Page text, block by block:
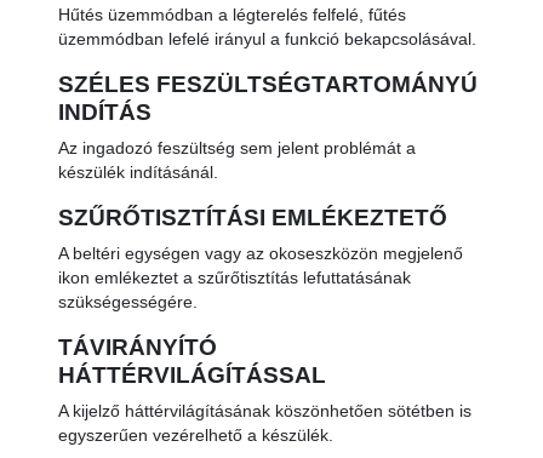
Hűtés üzemmódban a légterelés felfelé, fűtés
üzemmódban lefelé irányul a funkció bekapcsolásával.
SZÉLES FESZÜLTSÉGTARTOMÁNYÚ
INDÍTÁS
Az ingadozó feszültség sem jelent problémát a
készülék indításánál.
SZŰRŐTISZTÍTÁSI EMLÉKEZTETŐ
A beltéri egységen vagy az okoseszközön megjelenő
ikon emlékeztet a szűrőtisztítás lefuttatásának
szükségességére.
TÁVIRÁNYÍTÓ
HÁTTÉRVILÁGÍTÁSSAL
A kijelző háttérvilágításának köszönhetően sötétben is
egyszerűen vezérelhető a készülék.